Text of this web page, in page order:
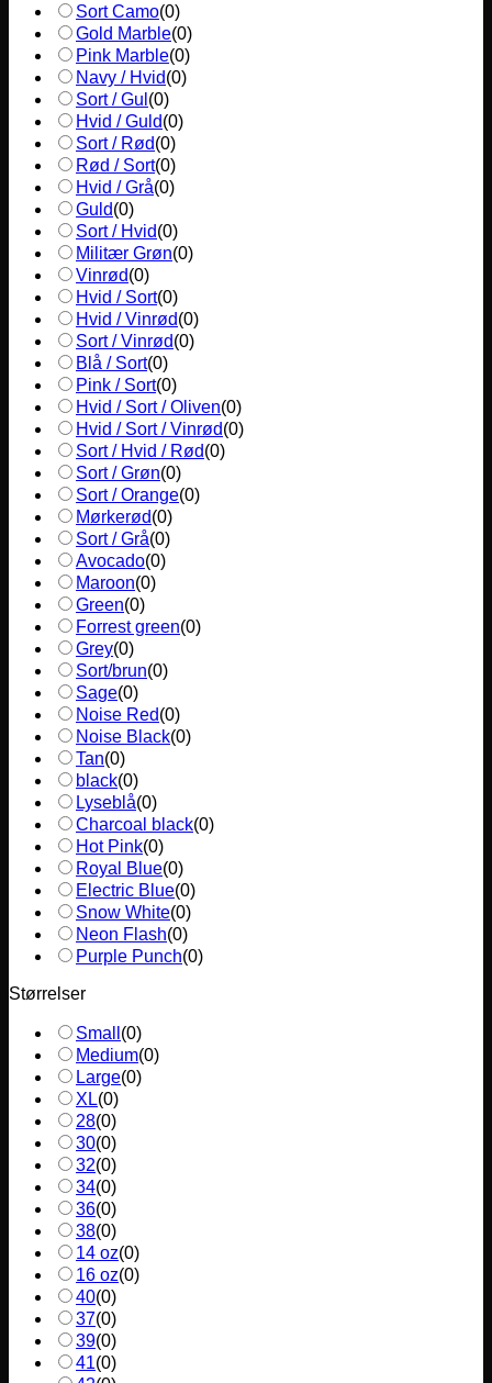
Sort Camo(0)
Gold Marble(0)
Pink Marble(0)
Navy / Hvid(0)
Sort / Gul (0)
Hvid / Guld(0)
Sort / Rød(0)
Rød / Sort(0)
Hvid / Grå(0)
Guld(0)
Sort / Hvid(0)
Militær Grøn(0)
Vinrød(0)
Hvid / Sort(0)
Hvid / Vinrød(0)
Sort / Vinrød(0)
Blå / Sort(0)
Pink / Sort(0)
Hvid / Sort / Oliven(0)
Hvid / Sort / Vinrød(0)
Sort / Hvid / Rød(0)
Sort / Grøn(0)
Sort / Orange(0)
Mørkerød(0)
Sort / Grå(0)
Avocado(0)
Maroon(0)
Green(0)
Forrest green(0)
Grey(0)
Sort/brun(0)
Sage(0)
Noise Red(0)
Noise Black(0)
Tan(0)
black(0)
Lyseblå(0)
Charcoal black(0)
Hot Pink(0)
Royal Blue(0)
Electric Blue(0)
Snow White(0)
Neon Flash(0)
Purple Punch(0)
Størrelser
Small (0)
Medium(0)
Large(0)
XL(0)
28(0)
30(0)
32(0)
34(0)
36(0)
38(0)
14 oz(0)
16 oz(0)
40(0)
37(0)
39(0)
41(0)